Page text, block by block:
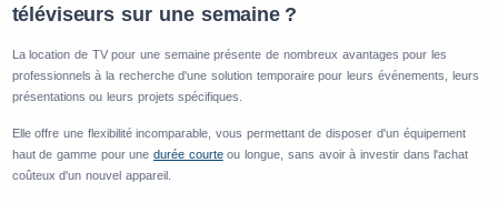
téléviseurs sur une semaine ?
La location de TV pour une semaine présente de nombreux avantages pour les
professionnels à la recherche d'une solution temporaire pour leurs événements, leurs
présentations ou leurs projets spécifiques.
Elle offre une flexibilité incomparable, vous permettant de disposer d'un équipement
haut de gamme pour une durée courteou longue, sans avoir à investir dans l'achat
coûteux d'un nouvel appareil.